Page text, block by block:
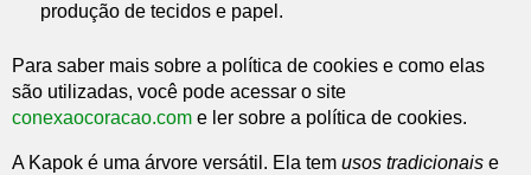
produção de tecidos e papel.
Para saber mais sobre a política de cookies e como elas
são utilizadas, você pode acessar o site
conexaocoracao.com e ler sobre a política de cookies.
A Kapok é uma árvore versátil. Ela tem usos tradicionais e